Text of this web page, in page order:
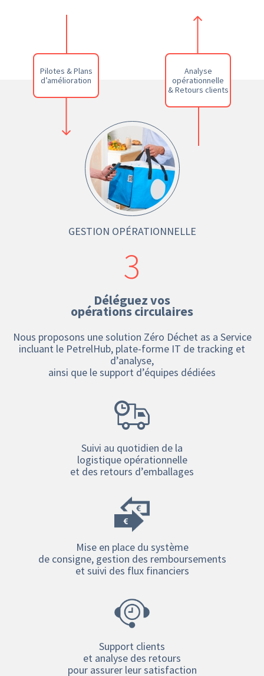
Pilotes & Plans
d’amélioration
Analyse
opérationnelle
& Retours clients
GESTION OPÉRATIONNELLE
3
Déléguez vos
opérations circulaires
Nous proposons une solution Zéro Déchet as a Service
incluant le PetrelHub, plate-forme IT de tracking et
d’analyse,
ainsi que le support d’équipes dédiées
Suivi au quotidien de la
logistique opérationnelle
et des retours d’emballages
Mise en place du système
de consigne, gestion des remboursements
et suivi des flux financiers
Support clients
et analyse des retours
pour assurer leur satisfaction